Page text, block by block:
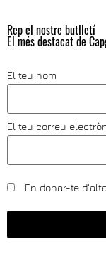
Rep el nostre butlletí
El més destacat de
El teu nom
El teu correu
En donar-te